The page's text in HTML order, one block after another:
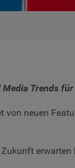
Media Trends
neuen